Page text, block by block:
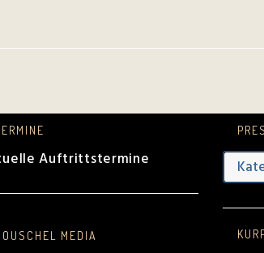
Auftrittstermine
MEDIA